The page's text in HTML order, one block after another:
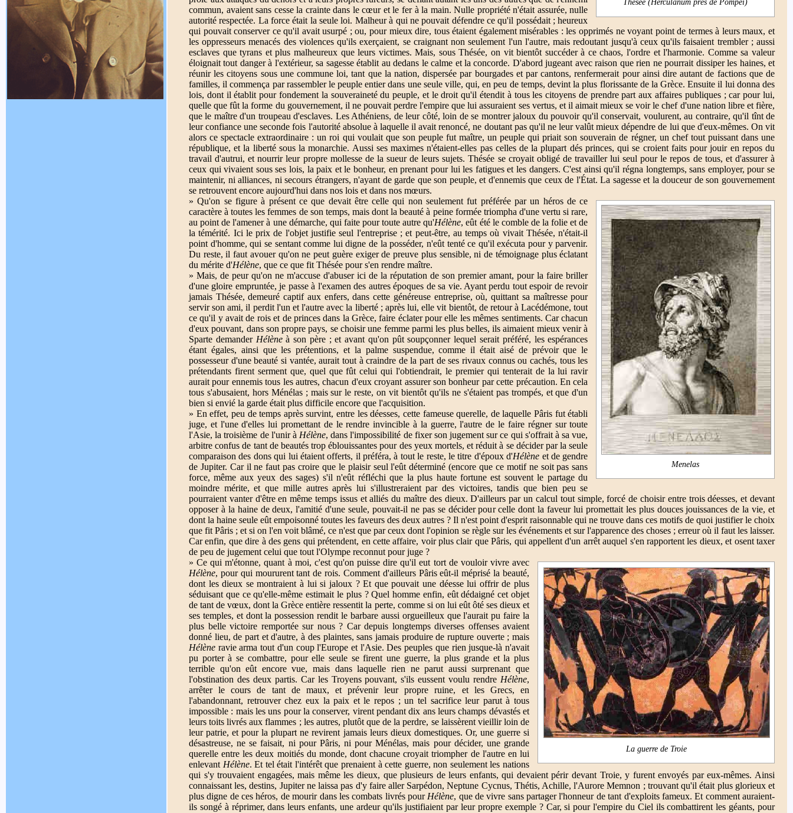
Thésée (Herculanum près de Pompéi)
commun, avaient sans cesse la crainte dans le cœur et le fer à la main. Nulle propriété n'était assurée, nulle
autorité respectée. La force était la seule loi. Malheur à qui ne pouvait défendre ce qu'il possédait ; heureux
qui pouvait conserver ce qu'il avait usurpé ; ou, pour mieux dire, tous étaient également misérables : les opprimés ne voyant point de termes à leurs maux, et
les oppresseurs menacés des violences qu'ils exerçaient, se craignant non seulement l'un l'autre, mais redoutant jusqu'à ceux qu'ils faisaient trembler ; aussi
esclaves que tyrans et plus malheureux que leurs victimes. Mais, sous Thésée, on vit bientôt succéder à ce chaos, l'ordre et l'harmonie. Comme sa valeur
éloignait tout danger à l'extérieur, sa sagesse établit au dedans le calme et la concorde. D'abord jugeant avec raison que rien ne pourrait dissiper les haines, et
réunir les citoyens sous une commune loi, tant que la nation, dispersée par bourgades et par cantons, renfermerait pour ainsi dire autant de factions que de
familles, il commença par rassembler le peuple entier dans une seule ville, qui, en peu de temps, devint la plus florissante de la Grèce. Ensuite il lui donna des
lois, dont il établit pour fondement la souveraineté du peuple, et le droit qu'il étendit à tous les citoyens de prendre part aux affaires publiques ; car pour lui,
quelle que fût la forme du gouvernement, il ne pouvait perdre l'empire que lui assuraient ses vertus, et il aimait mieux se voir le chef d'une nation libre et fière,
que le maître d'un troupeau d'esclaves. Les Athéniens, de leur côté, loin de se montrer jaloux du pouvoir qu'il conservait, voulurent, au contraire, qu'il tînt de
leur confiance une seconde fois l'autorité absolue à laquelle il avait renoncé, ne doutant pas qu'il ne leur valût mieux dépendre de lui que d'eux-mêmes. On vit
alors ce spectacle extraordinaire : un roi qui voulait que son peuple fut maître, un peuple qui priait son souverain de régner, un chef tout puissant dans une
république, et la liberté sous la monarchie. Aussi ses maximes n'étaient-elles pas celles de la plupart dés princes, qui se croient faits pour jouir en repos du
travail d'autrui, et nourrir leur propre mollesse de la sueur de leurs sujets. Thésée se croyait obligé de travailler lui seul pour le repos de tous, et d'assurer à
ceux qui vivaient sous ses lois, la paix et le bonheur, en prenant pour lui les fatigues et les dangers. C'est ainsi qu'il régna longtemps, sans employer, pour se
maintenir, ni alliances, ni secours étrangers, n'ayant de garde que son peuple, et d'ennemis que ceux de l'État. La sagesse et la douceur de son gouvernement
se retrouvent encore aujourd'hui dans nos lois et dans nos mœurs.
Menelas
» Qu'on se figure à présent ce que devait être celle qui non seulement fut préférée par un héros de ce
caractère à toutes les femmes de son temps, mais dont la beauté à peine formée triompha d'une vertu si rare,
au point de l'amener à une démarche, qui faite pour toute autre qu'Hélène, eût été le comble de la folie et de
la témérité. Ici le prix de l'objet justifie seul l'entreprise ; et peut-être, au temps où vivait Thésée, n'était-il
point d'homme, qui se sentant comme lui digne de la posséder, n'eût tenté ce qu'il exécuta pour y parvenir.
Du reste, il faut avouer qu'on ne peut guère exiger de preuve plus sensible, ni de témoignage plus éclatant
du mérite d'Hélène, que ce que fit Thésée pour s'en rendre maître.
» Mais, de peur qu'on ne m'accuse d'abuser ici de la réputation de son premier amant, pour la faire briller
d'une gloire empruntée, je passe à l'examen des autres époques de sa vie. Ayant perdu tout espoir de revoir
jamais Thésée, demeuré captif aux enfers, dans cette généreuse entreprise, où, quittant sa maîtresse pour
servir son ami, il perdit l'un et l'autre avec la liberté ; après lui, elle vit bientôt, de retour à Lacédémone, tout
ce qu'il y avait de rois et de princes dans la Grèce, faire éclater pour elle les mêmes sentiments. Car chacun
d'eux pouvant, dans son propre pays, se choisir une femme parmi les plus belles, ils aimaient mieux venir à
Sparte demander Hélèneà son père ; et avant qu'on pût soupçonner lequel serait préféré, les espérances
étant égales, ainsi que les prétentions, et la palme suspendue, comme il était aisé de prévoir que le
possesseur d'une beauté si vantée, aurait tout à craindre de la part de ses rivaux connus ou cachés, tous les
prétendants firent serment que, quel que fût celui qui l'obtiendrait, le premier qui tenterait de la lui ravir
aurait pour ennemis tous les autres, chacun d'eux croyant assurer son bonheur par cette précaution. En cela
tous s'abusaient, hors Ménélas ; mais sur le reste, on vit bientôt qu'ils ne s'étaient pas trompés, et que d'un
bien si envié la garde était plus difficile encore que l'acquisition.
» En effet, peu de temps après survint, entre les déesses, cette fameuse querelle, de laquelle Pâris fut établi
juge, et l'une d'elles lui promettant de le rendre invincible à la guerre, l'autre de le faire régner sur toute
l'Asie, la troisième de l'unir à Hélène, dans l'impossibilité de fixer son jugement sur ce qui s'offrait à sa vue,
arbitre confus de tant de beautés trop éblouissantes pour des yeux mortels, et réduit à se décider par la seule
comparaison des dons qui lui étaient offerts, il préféra, à tout le reste, le titre d'époux d'Hélène et de gendre
de Jupiter. Car il ne faut pas croire que le plaisir seul l'eût déterminé (encore que ce motif ne soit pas sans
force, même aux yeux des sages) s'il n'eût réfléchi que la plus haute fortune est souvent le partage du
moindre mérite, et que mille autres après lui s'illustreraient par des victoires, tandis que bien peu se
pourraient vanter d'être en même temps issus et alliés du maître des dieux. D'ailleurs par un calcul tout simple, forcé de choisir entre trois déesses, et devant
opposer à la haine de deux, l'amitié d'une seule, pouvait-il ne pas se décider pour celle dont la faveur lui promettait les plus douces jouissances de la vie, et
dont la haine seule eût empoisonné toutes les faveurs des deux autres ? Il n'est point d'esprit raisonnable qui ne trouve dans ces motifs de quoi justifier le choix
que fit Pâris ; et si on l'en voit blâmé, ce n'est que par ceux dont l'opinion se règle sur les événements et sur l'apparence des choses ; erreur où il faut les laisser.
Car enfin, que dire à des gens qui prétendent, en cette affaire, voir plus clair que Pâris, qui appellent d'un arrêt auquel s'en rapportent les dieux, et osent taxer
de peu de jugement celui que tout l'Olympe reconnut pour juge ?
La guerre de Troie
» Ce qui m'étonne, quant à moi, c'est qu'on puisse dire qu'il eut tort de vouloir vivre avec
Hélène, pour qui moururent tant de rois. Comment d'ailleurs Pâris eût-il méprisé la beauté,
dont les dieux se montraient à lui si jaloux ? Et que pouvait une déesse lui offrir de plus
séduisant que ce qu'elle-même estimait le plus ? Quel homme enfin, eût dédaigné cet objet
de tant de vœux, dont la Grèce entière ressentit la perte, comme si on lui eût ôté ses dieux et
ses temples, et dont la possession rendit le barbare aussi orgueilleux que l'aurait pu faire la
plus belle victoire remportée sur nous ? Car depuis longtemps diverses offenses avaient
donné lieu, de part et d'autre, à des plaintes, sans jamais produire de rupture ouverte ; mais
Hélène ravie arma tout d'un coup l'Europe et l'Asie. Des peuples que rien jusque-là n'avait
pu porter à se combattre, pour elle seule se firent une guerre, la plus grande et la plus
terrible qu'on eût encore vue, mais dans laquelle rien ne parut aussi surprenant que
l'obstination des deux partis. Car les Troyens pouvant, s'ils eussent voulu rendre Hélène,
arrêter le cours de tant de maux, et prévenir leur propre ruine, et les Grecs, en
l'abandonnant, retrouver chez eux la paix et le repos ; un tel sacrifice leur parut à tous
impossible : mais les uns pour la conserver, virent pendant dix ans leurs champs dévastés et
leurs toits livrés aux flammes ; les autres, plutôt que de la perdre, se laissèrent vieillir loin de
leur patrie, et pour la plupart ne revirent jamais leurs dieux domestiques. Or, une guerre si
désastreuse, ne se faisait, ni pour Pâris, ni pour Ménélas, mais pour décider, une grande
querelle entre les deux moitiés du monde, dont chacune croyait triompher de l'autre en lui
enlevant Hélène. Et tel était l'intérêt que prenaient à cette guerre, non seulement les nations
qui s'y trouvaient engagées, mais même les dieux, que plusieurs de leurs enfants, qui devaient périr devant Troie, y furent envoyés par eux-mêmes. Ainsi
connaissant les, destins, Jupiter ne laissa pas d'y faire aller Sarpédon, Neptune Cycnus, Thétis, Achille, l'Aurore Memnon ; trouvant qu'il était plus glorieux et
plus digne de ces héros, de mourir dans les combats livrés pour Hélène, que de vivre sans partager l'honneur de tant d'exploits fameux. Et comment auraient-
ils songé à réprimer, dans leurs enfants, une ardeur qu'ils justifiaient par leur propre exemple ? Car, si pour l'empire du Ciel ils combattirent les géants, pour